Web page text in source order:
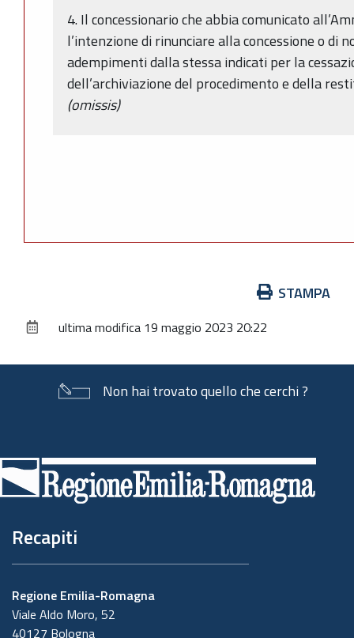
4. Il concessionario che abbia comunicato
l’intenzione di rinunciare alla concessione o di
adempimenti dalla stessa indicati per la
dell’archiviazione del procedimento e della
(omissis)
documento
STAMPA
ultima modifica 19 maggio 2023 20:22
Non hai trovato quello che cerchi ?
di
pagina
Recapiti
Regione Emilia-Romagna
Viale Aldo Moro, 52
40127 Bologna